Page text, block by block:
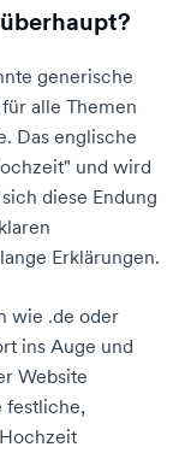
generische
alle Themen
Das englische
und wird
diese Endung
Erklärungen.
wie .de oder
ins Auge und
Website
festliche,